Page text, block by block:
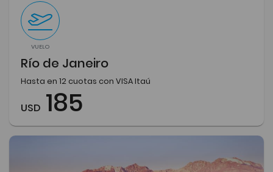
VUELO
Río de Janeiro
Hasta en 12 cuotas con VISA Itaú
USD 185